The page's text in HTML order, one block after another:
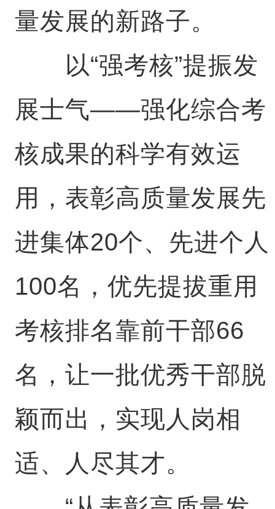
量发展的新路子。
以“强考核”提振发
展士气——强化综合考
核成果的科学有效运
用，表彰高质量发展先
进集体20个、先进个人
100名，优先提拔重用
考核排名靠前干部66
名，让一批优秀干部脱
颖而出，实现人岗相
适、人尽其才。